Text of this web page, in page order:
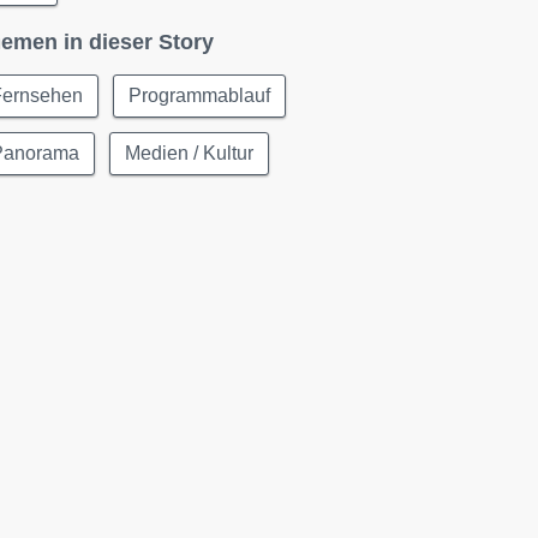
in dieser Story
Programmablauf
Medien / Kultur